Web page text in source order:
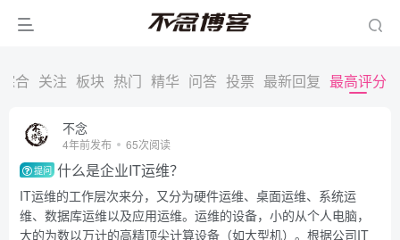
综合 关注 板块 热门 精华 问答 投票 最新回复 最高评分
不念
4年前发布 65次阅读
提问 什么是企业IT运维？
IT运维的工作层次来分，又分为硬件运维、桌面运维、系统运
维、数据库运维以及应用运维。运维的设备，小的从个人电脑，
大的为数以万计的高精顶尖计算设备（如大型机）。根据公司IT